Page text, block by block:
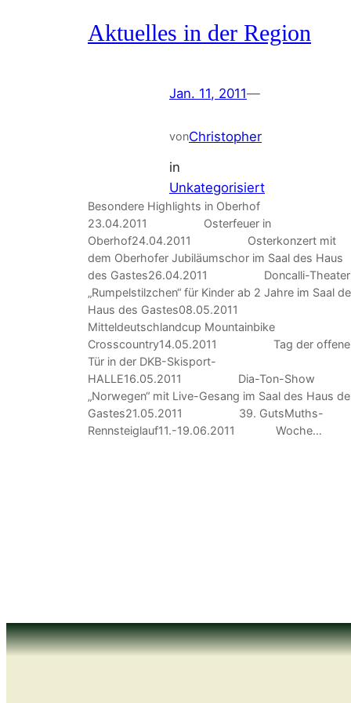
Aktuelles in der Region
Jan. 11, 2011—
vonChristopher
in
Unkategorisiert
Besondere Highlights in Oberhof
23.04.2011 Osterfeuer in
Oberhof24.04.2011 Osterkonzert mit
dem Oberhofer Jubiläumschor im Saal des Haus
des Gastes26.04.2011 Doncalli-Theater
„Rumpelstilzchen“ für Kinder ab 2 Jahre im Saal
Haus des Gastes08.05.2011
Mitteldeutschlandcup Mountainbike
Crosscountry14.05.2011 Tag der
Tür in der DKB-Skisport-
HALLE16.05.2011 Dia-Ton-Show
„Norwegen“ mit Live-Gesang im Saal des Haus
Gastes21.05.2011 39. GutsMuths-
Rennsteiglauf11.-19.06.2011 Woche…